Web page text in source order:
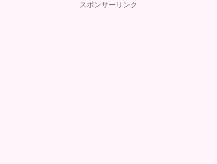
スポンサーリンク